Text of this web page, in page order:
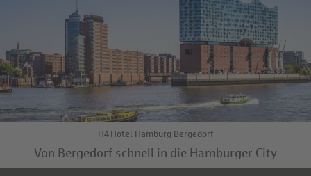
H4 Hotel Hamburg Bergedorf
Von Bergedorf schnell in die Hamburger City